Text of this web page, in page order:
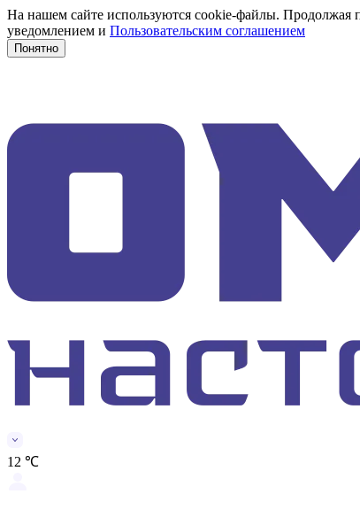
На нашем сайте используются cookie-файлы. Продолжая
уведомлением и Пользовательским соглашением
Понятно
12 ℃